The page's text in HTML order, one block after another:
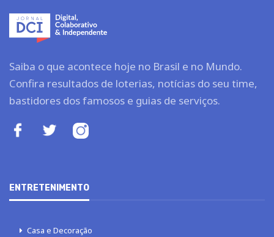
Saiba o que acontece hoje no Brasil e no Mundo.
Confira resultados de loterias, notícias do seu time,
bastidores dos famosos e guias de serviços.
ENTRETENIMENTO
Casa e Decoração